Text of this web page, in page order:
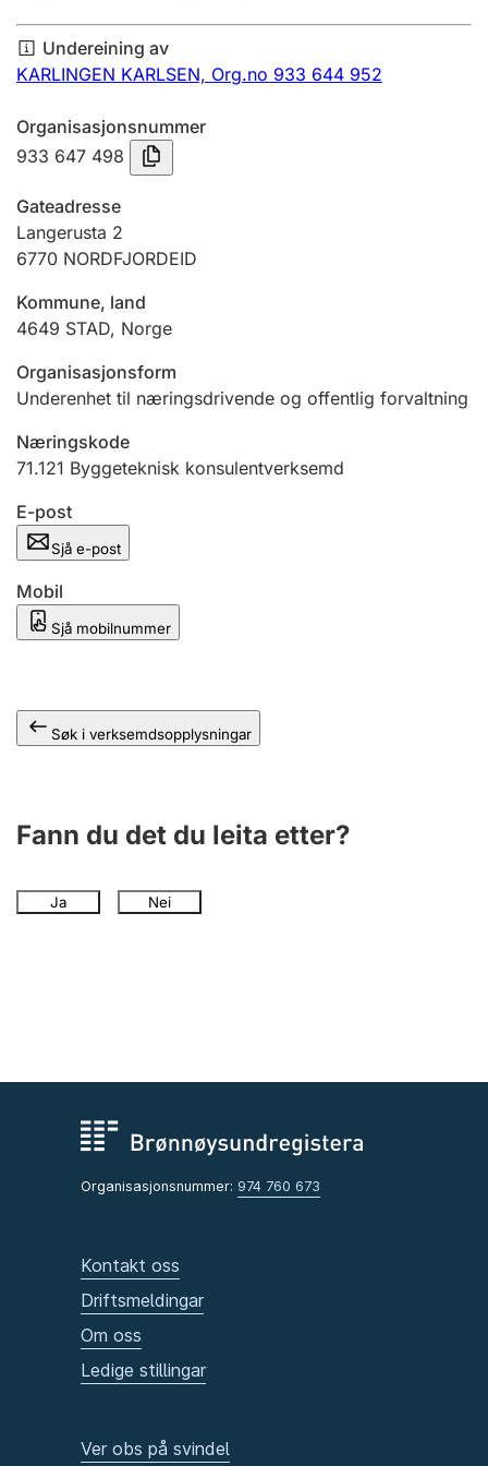
Årsrekneskap
Innsending og forseinkingsgebyr
Tinglysing
Jeger
Betaling og jegeravgiftskort
Ektepaktrettleiaren
Undereining av
KARLINGEN KARLSEN, Org.no 933 644 952
Organisasjonsnummer
933 647 498
Gateadresse
Langerusta 2
6770 NORDFJORDEID
Kommune, land
4649 STAD, Norge
Organisasjonsform
Underenhet til næringsdrivende og offentlig forvaltning
Næringskode
71.121 Byggeteknisk konsulentverksemd
E-post
Sjå e-post
Mobil
Sjå mobilnummer
Søk i verksemdsopplysningar
Fann du det du leita etter?
Ja Nei
Organisasjonsnummer: 974 760 673
Kontakt oss
Driftsmeldingar
Om oss
Ledige stillingar
Ver obs på svindel